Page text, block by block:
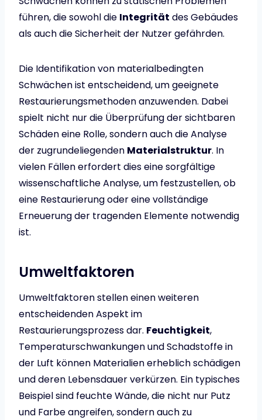
führen, die sowohl die Integrität des Gebäudes
als auch die Sicherheit der Nutzer gefährden.
Die Identifikation von materialbedingten
Schwächen ist entscheidend, um geeignete
Restaurierungsmethoden anzuwenden. Dabei
spielt nicht nur die Überprüfung der sichtbaren
Schäden eine Rolle, sondern auch die Analyse
der zugrundeliegenden Materialstruktur. In
vielen Fällen erfordert dies eine sorgfältige
wissenschaftliche Analyse, um festzustellen, ob
eine Restaurierung oder eine vollständige
Erneuerung der tragenden Elemente notwendig
ist.
Umweltfaktoren
Umweltfaktoren stellen einen weiteren
entscheidenden Aspekt im
Restaurierungsprozess dar. Feuchtigkeit,
Temperaturschwankungen und Schadstoffe in
der Luft können Materialien erheblich schädigen
und deren Lebensdauer verkürzen. Ein typisches
Beispiel sind feuchte Wände, die nicht nur Putz
und Farbe angreifen, sondern auch zu